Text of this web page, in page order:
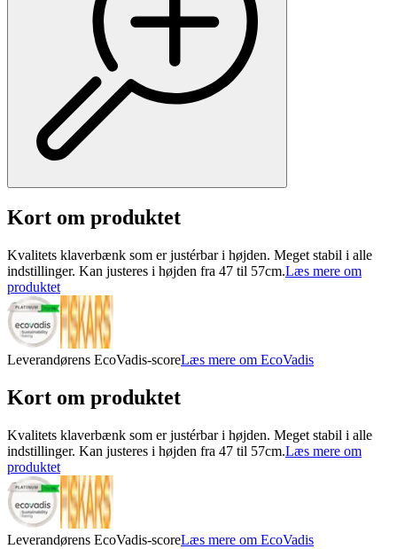
Kort om produktet
Kvalitets klaverbænk som er justérbar i højden. Meget stabil i alle
indstillinger. Kan justeres i højden fra 47 til 57cm.Læs mere om
produktet
Leverandørens EcoVadis-scoreLæs mere om EcoVadis
Kort om produktet
Kvalitets klaverbænk som er justérbar i højden. Meget stabil i alle
indstillinger. Kan justeres i højden fra 47 til 57cm.Læs mere om
produktet
Leverandørens EcoVadis-scoreLæs mere om EcoVadis